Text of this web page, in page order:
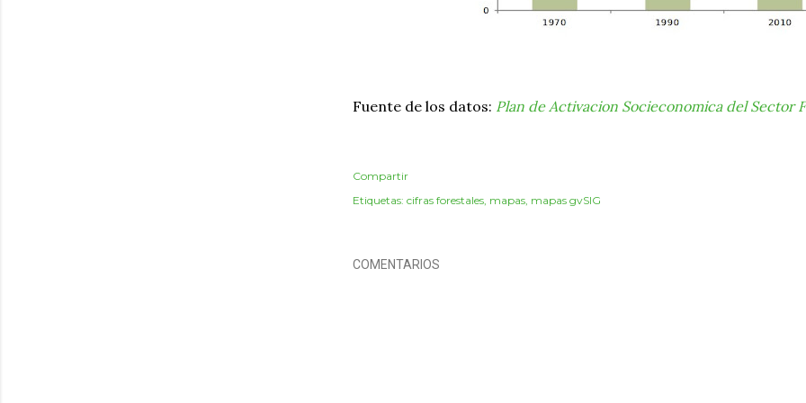
Fuente de los datos: Plan de Activacion Socieconomica del Sector
Compartir
Etiquetas: cifras forestales mapas mapas gvSIG
COMENTARIOS